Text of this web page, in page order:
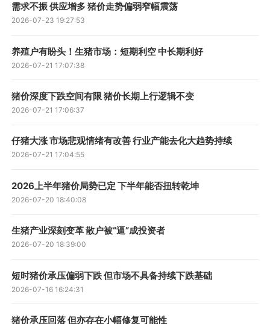
需求不振 供应增多 猪价走势偏弱窄幅震荡
2026-07-23 19:27:53
养殖户有盼头！生猪市场：短期利空 中长期利好
2026-07-21 17:07:38
猪价深度下跌空间有限 猪价长期上行逻辑不变
2026-07-21 17:06:37
仔猪大涨 市场悲观情绪有改善 行业产能去化大趋势持续
2026-07-21 17:04:55
2026上半年猪价局势已定 下半年能否扭转乾坤
2026-07-20 18:40:08
生猪产业深刻变革 散户被“逼”成投资者
2026-07-20 18:39:00
短时猪价承压偏弱下跌 但市场不具备持续下跌基础
2026-07-16 16:24:31
猪价承压回落 但亦存在小幅修复可能性